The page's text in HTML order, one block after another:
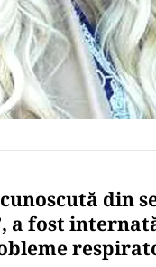
din
a fost